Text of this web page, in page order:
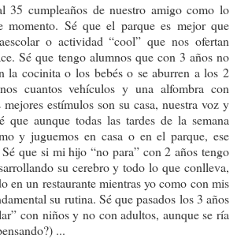
35 cumpleaños de nuestro amigo como lo
momento. Sé que el parque es mejor que
o actividad “cool” que nos ofertan
Sé que tengo alumnos que con 3 años no
la cocinita o los bebés o se aburren a los 2
cuantos vehículos y una alfombra con
mejores estímulos son su casa, nuestra voz y
que aunque todas las tardes de la semana
y juguemos en casa o en el parque, ese
que si mi hijo “no para” con 2 años tengo
su cerebro y todo lo que conlleva,
en un restaurante mientras yo como con mis
su rutina. Sé que pasados los 3 años
con niños y no con adultos, aunque se ría
...